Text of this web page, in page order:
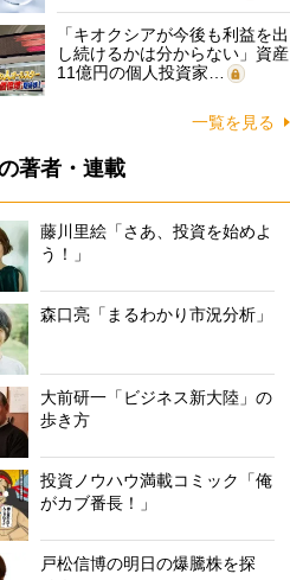
「キオクシアが今後も利益を出
し続けるかは分からない」資産
11億円の個人投資家…
一覧を見る
著者・連載
藤川里絵「さあ、投資を始めよ
う！」
森口亮「まるわかり市況分析」
大前研一「ビジネス新大陸」の
歩き方
投資ノウハウ満載コミック「俺
がカブ番長！」
戸松信博の明日の爆騰株を探